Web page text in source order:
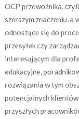
OCP przewoźnika,
szerszym znaczeniu,
odnoszące się do
przesyłek czy
interesującym dla
edukacyjne,
rozwiązania w tym
potencjalnych
przyszłych